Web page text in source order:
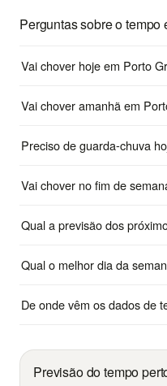
Perguntas sobre o tempo
Vai chover hoje em Porto
Vai chover amanhã em
Preciso de guarda-chuva
Vai chover no fim de
Qual a previsão dos
Qual o melhor dia da
De onde vêm os dados de
Previsão do tempo